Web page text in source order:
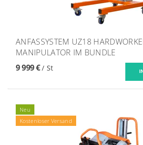
ANFASSYSTEM UZ18
MANIPULATOR IM BUNDLE
9 999 €/ St
Neu
Kostenloser Versand